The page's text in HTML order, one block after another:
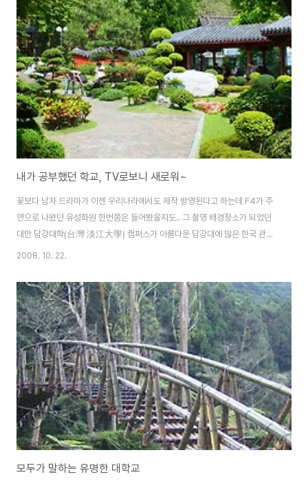
(豆漿=우리나라의 콩국) 샤오롱빠오(小龍包=작은만두 소룡포) 등등 무척다
양해요 물론 그들도 샌드위치와 햄버거 등 간단한 음식으로 요길 하기도 합니
다. 주로 밖에서 사먹는 사람들이 많습니다. 특히 대만의 경우 아침 첫 수업시간
에 식사를 사가지고 와서 교실에서 먹는 경..
내가 공부했던 학교, TV로보니 새로워~
꽃보다 남자 드라마가 이젠 우리나라에서도 제작 방영된다고 하는데 F4가 주
연으로 나왔던 유성화원 한번쯤은 들어봤을지도.. 그 촬영 배경장소가 되었던
대만 담강대학(台灣 淡江大學) 캠퍼스가 아름다운 담강대에 많은 한국 관광
객이 한번쯤 들리는 코스이기도 하다. 관련 기사보기--(참고로 중국어입니다)
강대학 캠퍼스 구경하기 고고씽~! 그리고 마멀레이드 보이 촬영 배경이 되었던
곳이기도 하고, 말할수없는 비밀에 주인공이었던 계륜미 아래 사진은 드라마
장면을 캡쳐한 것인데 뒤쪽으로 보면 교실이 보인다. 교실내부는 아래와 같은
데.. 조금은 딱딱한 책상이지만 주위에 공기도 좋고, 수업을 들으면 또 다른 느
낌이..
2008. 10. 22.
모두가 말하는 유명한 대학교